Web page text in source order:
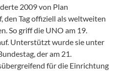
2009 von Plan
Tag offiziell als weltweiten
So griff die UNO am 19.
Unterstützt wurde sie unter
der am 21.
für die Einrichtung